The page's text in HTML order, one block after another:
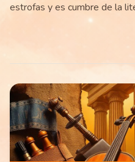
estrofas y es cumbre de la